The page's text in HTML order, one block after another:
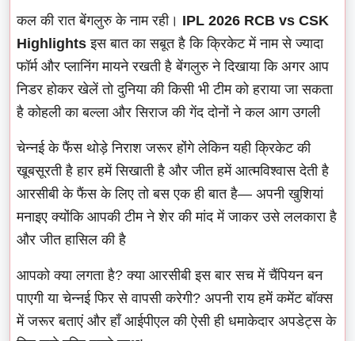
कल की रात बेंगलुरु के नाम रही। IPL 2026 RCB vs CSK
Highlights इस बात का सबूत है कि क्रिकेट में नाम से ज्यादा
फॉर्म और प्लानिंग मायने रखती है बेंगलुरु ने दिखाया कि अगर आप
निडर होकर खेलें तो दुनिया की किसी भी टीम को हराया जा सकता
है कोहली का बल्ला और सिराज की गेंद दोनों ने कल आग उगली
चेन्नई के फैंस थोड़े निराश जरूर होंगे लेकिन यही क्रिकेट की
खूबसूरती है हार हमें सिखाती है और जीत हमें आत्मविश्वास देती है
आरसीबी के फैंस के लिए तो बस एक ही बात है— अपनी खुशियां
मनाइए क्योंकि आपकी टीम ने शेर की मांद में जाकर उसे ललकारा है
और जीत हासिल की है
आपको क्या लगता है? क्या आरसीबी इस बार सच में चैंपियन बन
पाएगी या चेन्नई फिर से वापसी करेगी? अपनी राय हमें कमेंट बॉक्स
में जरूर बताएं और हाँ आईपीएल की ऐसी ही धमाकेदार अपडेट्स के